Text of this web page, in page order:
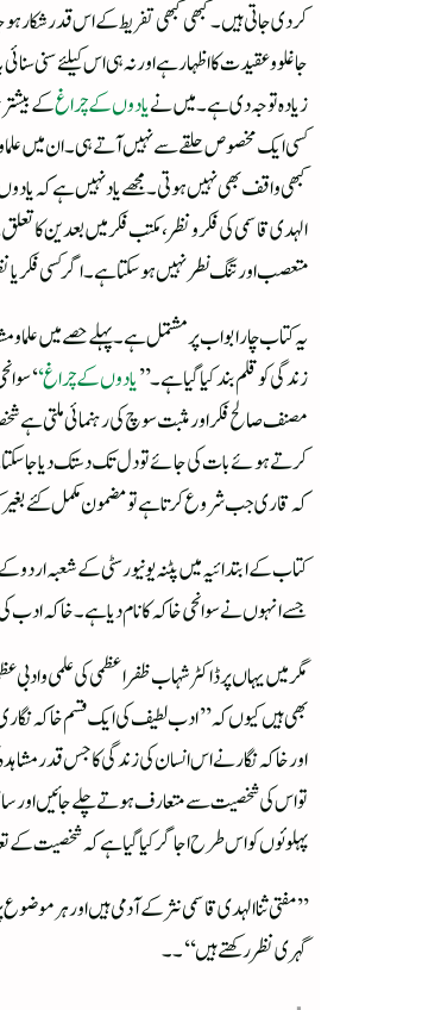
کردی جاتی ہیں۔کبھی کبھی تفریط کے اس قدر
جا غلو و عقیدت کا اظہار ہے اور نہ ہی اس کیلئے
زیادہ توجہ دی ہے۔میں نےیادوں کے چراغکے
کسی ایک مخصوص حلقے سے نہیں آتے ہی ۔ان میں علما و
کبھی واقف بھی نہیں ہوتی ۔مجھے یاد نہیں ہے کہ یادو
الہدی قاسمی کی فکر و نظر، مکتب فکر میں بعدین کا
متعصب اورتنگ نطر نہیں ہوسکتاہے۔ اگرکسی فکر یا
یہ کتاب چار ابواب پر مشتمل ہے ۔پہلے حصے میں
زندگی کو قلم بند کیا گیا ہے۔’’یادوں کے چراغ‘‘
مصنف صالح فکر اور مثبت سوچ کی رہنمائی ملتی ہے
کرتے ہوئے بات کی جائے تو دل تک دستک دیا جاسکتا
کہ قاری جب شروع کرتا ہے تو مضمون مکمل کئے
کتاب کے ابتدائیہ میں پٹنہ یونیورسٹی کے شعبہ
جسے انہوں نے سوانحی خاکہ کا نام دیا ہے۔خاکہ
مگر میں یہاں پر ڈاکٹر شہاب ظفر اعظمی کی علمی و
بھی ہیں کیوں کہ ’’ادب لطیف کی ایک قسم خاکہ
اورخاکہ نگار نے اس انسان کی زندگی کا جس قدر
تو اس کی شخصیت سے متعارف ہوتے چلے جائیں اور
پہلوئوں کو اس طرح اجاگر کیا گیا ہے کہ شخصیت کے
’’ مفتی ثنا الہدی قاسمی نثرکے آدمی ہیں اور
گہری نظر رکھتے ہیں‘‘ ۔۔